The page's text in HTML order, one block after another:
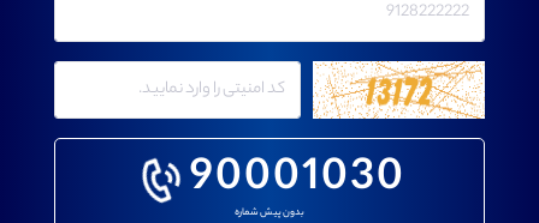
90001030
بدون پیش شماره